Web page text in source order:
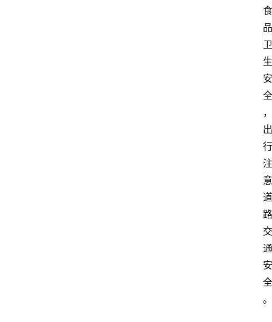
食
品
卫
生
安
全
，
出
行
注
意
道
路
交
通
安
全
。